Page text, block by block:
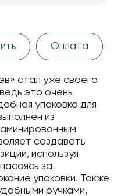
Оплата
стал уже своего
это очень
упаковка для
из
создавать
используя
за
упаковки. Также
ручками,